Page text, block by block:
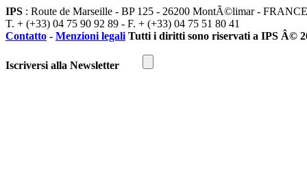
IPS : Route de Marseille - BP 125 - 26200 MontÃ©limar - FRANCE
T. + (+33) 04 75 90 92 89 - F. + (+33) 04 75 51 80 41
Contatto - Menzioni legali Tutti i diritti sono riservati a IPS Â©
Iscriversi alla Newsletter